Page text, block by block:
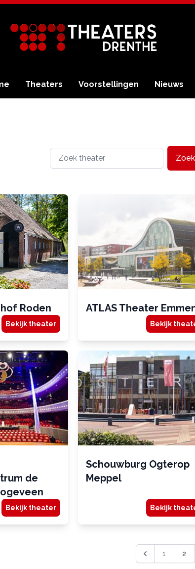
Theaters Voorstellingen Nieuws
Roden
Bekijk theater
ATLAS Theater
Bekijk
de
Bekijk theater
Schouwburg Ogterop
Meppel
Bekijk
1 2